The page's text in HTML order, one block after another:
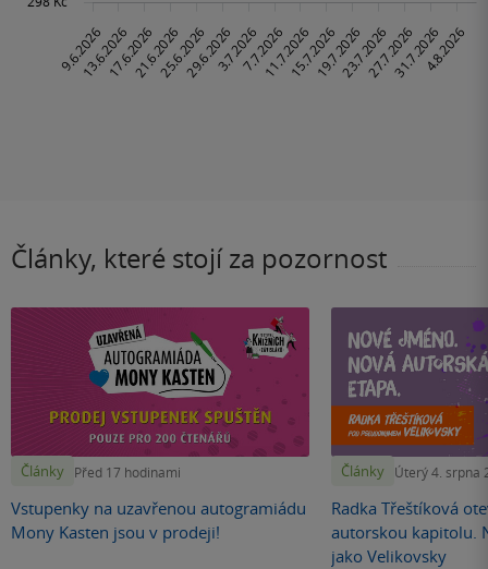
Články, které stojí za pozornost
Články Před 17 hodinami
Vstupenky na uzavřenou autogramiádu
Mony Kasten jsou v prodeji!
Články Úterý 4. srpna
Radka Třeštíková
autorskou kapitolu.
jako Velikovsky